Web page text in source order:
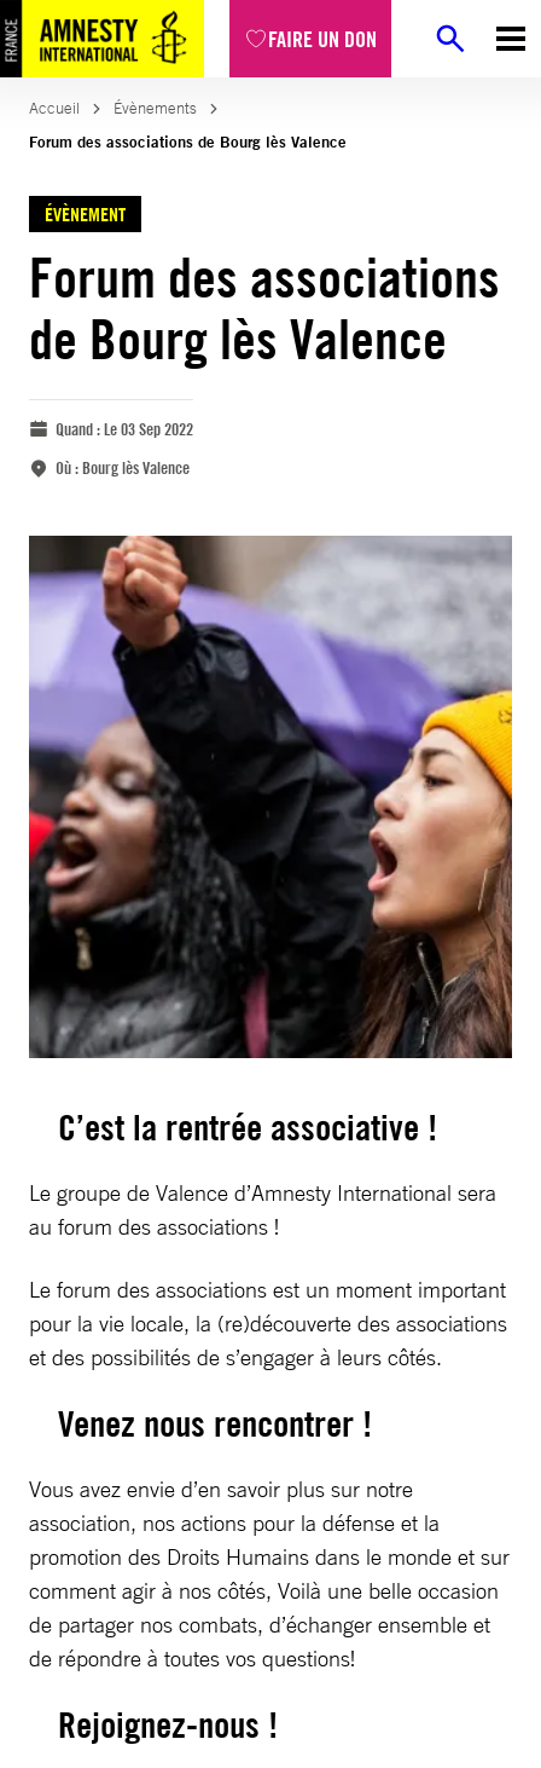
FAIRE UN DON
Accueil
Évènements
Forum des associations de Bourg lès Valence
ÉVÈNEMENT
Forum des associations
de Bourg lès Valence
Quand :Le 03 Sep 2022
Où :Bourg lès Valence
C’est la rentrée associative !
Le groupe de Valence d’Amnesty International sera
au forum des associations !
Le forum des associations est un moment important
pour la vie locale, la (re)découverte des associations
et des possibilités de s’engager à leurs côtés.
Venez nous rencontrer !
Vous avez envie d’en savoir plus sur notre
association, nos actions pour la défense et la
promotion des Droits Humains dans le monde et sur
comment agir à nos côtés, Voilà une belle occasion
de partager nos combats, d’échanger ensemble et
de répondre à toutes vos questions!
Rejoignez-nous !